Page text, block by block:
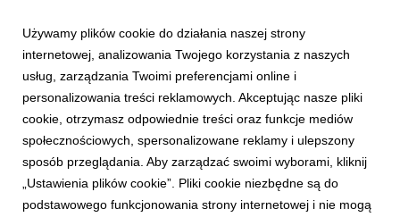
Używamy plików cookie do działania naszej strony
internetowej, analizowania Twojego korzystania z naszych
usług, zarządzania Twoimi preferencjami online i
personalizowania treści reklamowych. Akceptując nasze pliki
cookie, otrzymasz odpowiednie treści oraz funkcje mediów
społecznościowych, spersonalizowane reklamy i ulepszony
sposób przeglądania. Aby zarządzać swoimi wyborami, kliknij
„Ustawienia plików cookie”. Pliki cookie niezbędne są do
podstawowego funkcjonowania strony internetowej i nie mogą